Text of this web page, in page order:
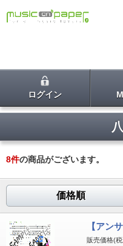
ログイン
8件の商品がございます。
価格順
【アン
販売価格(